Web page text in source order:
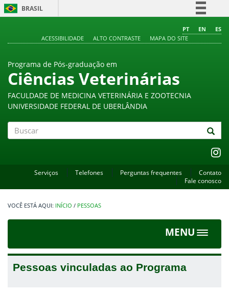
BRASIL
Comunica BR
Acesso à informação
Legislação
PT EN
ES
ACESSIBILIDADE
ALTO CONTRASTE MAPA DO SITE
Programa de Pós-graduação em
Ciências Veterinárias
FACULDADE DE MEDICINA VETERINÁRIA E ZOOTECNIA
UNIVERSIDADE FEDERAL DE UBERLÂNDIA
Serviços Telefones Perguntas frequentes
Contato
Fale conosco
INÍCIO / PESSOAS
MENU
Toggle
Pessoas vinculadas ao Programa